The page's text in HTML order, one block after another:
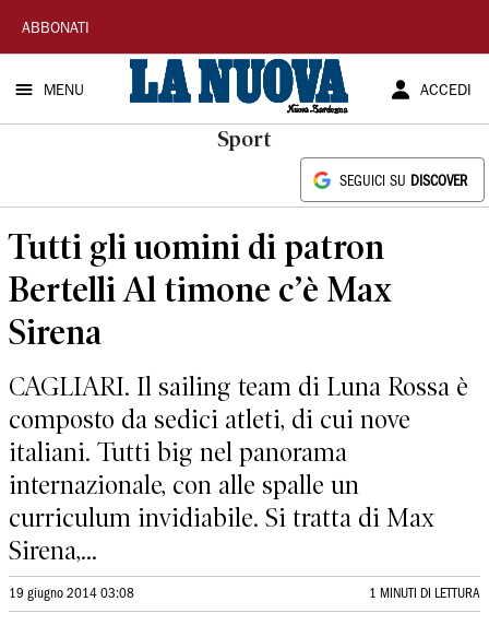
La
Nuova
Sardegna
ABBONATI
MENU ACCEDI
Sport
SEGUICI SU DISCOVER
Tutti gli uomini di patron
Bertelli Al timone c’è Max
Sirena
CAGLIARI. Il sailing team di Luna Rossa è
composto da sedici atleti, di cui nove
italiani. Tutti big nel panorama
internazionale, con alle spalle un
curriculum invidiabile. Si tratta di Max
Sirena,...
19 giugno 2014 03:08 1 MINUTI DI LETTURA